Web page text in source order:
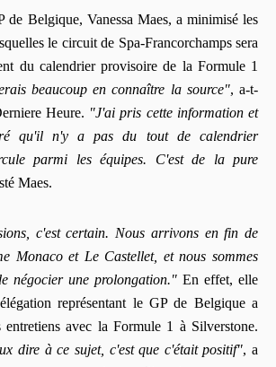
de Belgique, Vanessa Maes, a minimisé les
le circuit de Spa-Francorchamps sera
du calendrier provisoire de la Formule 1
beaucoup en connaître la source", a-t-
Heure. "J'ai pris cette information et
qu'il n'y a pas du tout de calendrier
parmi les équipes. C'est de la pure
Maes.
c'est certain. Nous arrivons en fin de
Monaco et Le Castellet, et nous sommes
négocier une prolongation." En effet, elle
représentant le GP de Belgique a
entretiens avec la Formule 1 à Silverstone.
dire à ce sujet, c'est que c'était positif", a